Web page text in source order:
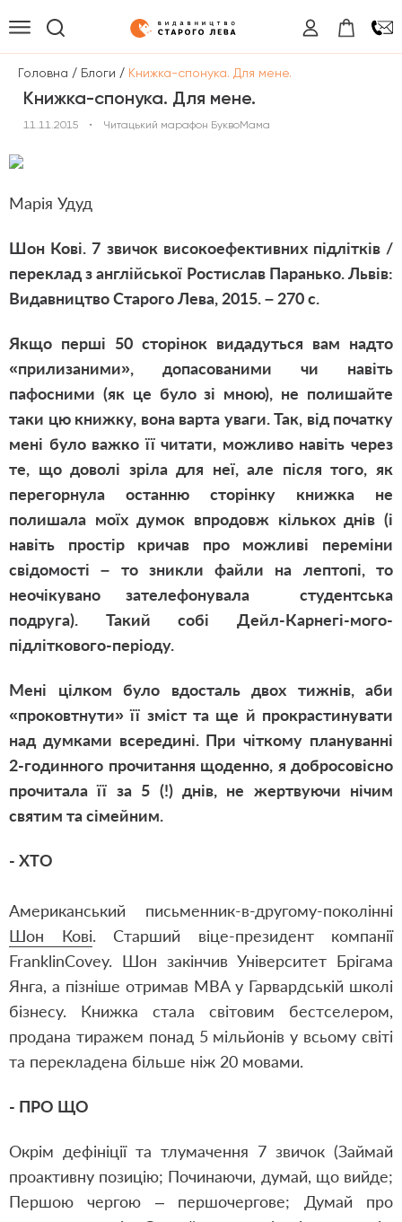
Головна / Блоги / Книжка-спонука. Для мене.
Книжка-спонука. Для мене.
11.11.2015 • Читацький марафон БуквоМама
Марія Удуд
Шон Кові. 7 звичок високоефективних підлітків /
переклад з англійської Ростислав Паранько. Львів:
Видавництво Старого Лева, 2015. – 270 с.
Якщо перші 50 сторінок видадуться вам надто
«прилизаними», допасованими чи навіть
пафосними (як це було зі мною), не полишайте
таки цю книжку, вона варта уваги. Так, від початку
мені було важко її читати, можливо навіть через
те, що доволі зріла для неї, але після того, як
перегорнула останню сторінку книжка не
полишала моїх думок впродовж кількох днів (і
навіть простір кричав про можливі переміни
свідомості – то зникли файли на лептопі, то
неочікувано зателефонувала студентська
подруга). Такий собі Дейл-Карнегі-мого-
підліткового-періоду.
Мені цілком було вдосталь двох тижнів, аби
«проковтнути» її зміст та ще й прокрастинувати
над думками всередині. При чіткому плануванні
2-годинного прочитання щоденно, я добросовісно
прочитала її за 5 (!) днів, не жертвуючи нічим
святим та сімейним.
- ХТО
Американський письменник-в-другому-поколінні
Шон Кові. Старший віце-президент компанії
FranklinCovey. Шон закінчив Університет Брігама
Янга, а пізніше отримав MBA у Гарвардській школі
бізнесу. Книжка стала світовим бестселером,
продана тиражем понад 5 мільйонів у всьому світі
та перекладена більше ніж 20 мовами.
- ПРО ЩО
Окрім дефініції та тлумачення 7 звичок (Займай
проактивну позицію; Починаючи, думай, що вийде;
Першою чергою – першочергове; Думай про